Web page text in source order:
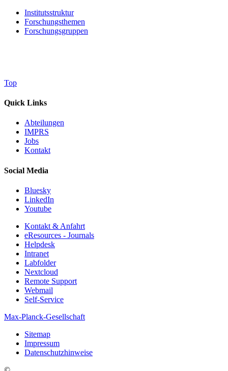
Institutsstruktur
Forschungsthemen
Forschungsgruppen
Top
Quick Links
Abteilungen
IMPRS
Jobs
Kontakt
Social Media
Bluesky
LinkedIn
Youtube
Kontakt & Anfahrt
eResources - Journals
Helpdesk
Intranet
Labfolder
Nextcloud
Remote Support
Webmail
Self-Service
Max-Planck-Gesellschaft
Sitemap
Impressum
Datenschutzhinweise